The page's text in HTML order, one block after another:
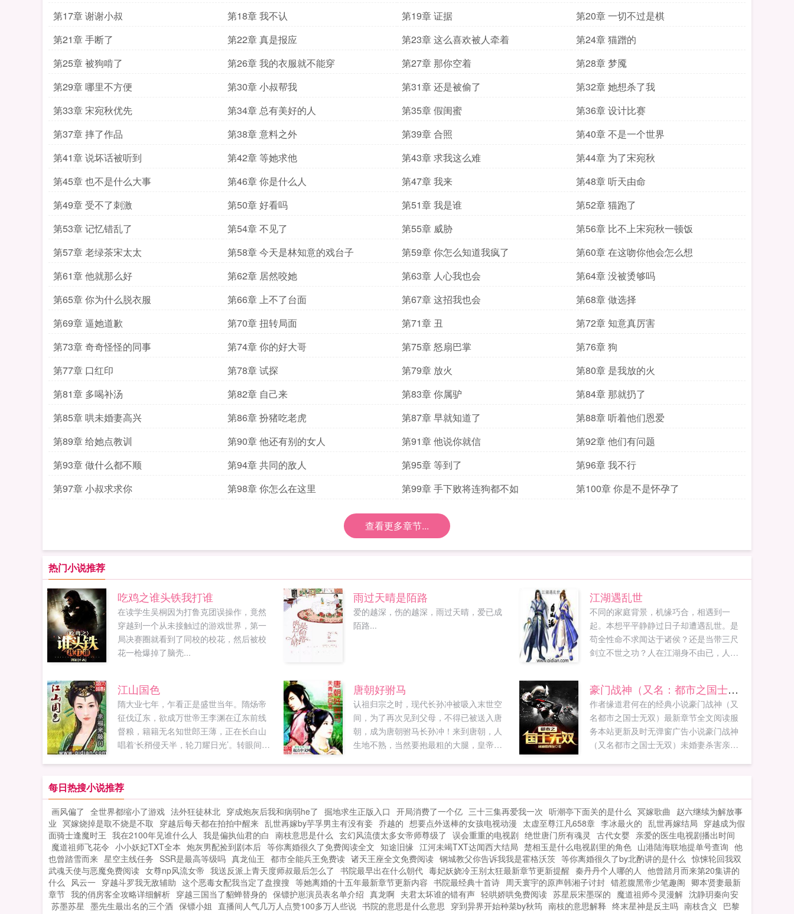
第17章 谢谢小叔
第18章 我不认 第19章 证据
第20章 一切不过是棋
第21章 手断了
第22章 真是报应 第23章 这么喜欢被人牵着
第24章 猫蹭的
第25章 被狗啃了
第26章 我的衣服就不能穿 第27章 那你空着
第28章 梦魇
第29章 哪里不方便
第30章 小叔帮我 第31章 还是被偷了
第32章 她想杀了我
第33章 宋宛秋优先
第34章 总有美好的人 第35章 假闺蜜
第36章 设计比赛
第37章 摔了作品
第38章 意料之外 第39章 合照
第40章 不是一个世界
第41章 说坏话被听到
第42章 等她求他 第43章 求我这么难
第44章 为了宋宛秋
第45章 也不是什么大事
第46章 你是什么人 第47章 我来
第48章 听天由命
第49章 受不了刺激
第50章 好看吗 第51章 我是谁
第52章 猫跑了
第53章 记忆错乱了
第54章 不见了 第55章 威胁
第56章 比不上宋宛秋一顿饭
第57章 老绿茶宋太太
第58章 今天是林知意的戏台子 第59章 你怎么知道我疯了
第60章 在这吻你他会怎么想
第61章 他就那么好
第62章 居然咬她 第63章 人心我也会
第64章 没被烫够吗
第65章 你为什么脱衣服
第66章 上不了台面 第67章 这招我也会
第68章 做选择
第69章 逼她道歉
第70章 扭转局面 第71章 丑
第72章 知意真厉害
第73章 奇奇怪怪的同事
第74章 你的好大哥 第75章 怒扇巴掌
第76章 狗
第77章 口红印
第78章 试探 第79章 放火
第80章 是我放的火
第81章 多喝补汤
第82章 自己来 第83章 你属驴
第84章 那就扔了
第85章 哄未婚妻高兴
第86章 扮猪吃老虎 第87章 早就知道了
第88章 听着他们恩爱
第89章 给她点教训
第90章 他还有别的女人 第91章 他说你就信
第92章 他们有问题
第93章 做什么都不顺
第94章 共同的敌人 第95章 等到了
第96章 我不行
第97章 小叔求求你
第98章 你怎么在这里 第99章 手下败将连狗都不如 第100章 你是不是怀孕了
查看更多章节...
热门小说推荐
吃鸡之谁头铁我打谁
在读学生吴桐因为打鲁克团误操作，竟然
穿越到一个从未接触过的游戏世界，第一
局决赛圈就看到了同校的校花，然后被校
花一枪爆掉了脑壳...
雨过天晴是陌路
爱的越深，伤的越深，雨过天晴，爱已成
陌路...
江湖遇乱世
不同的家庭背景，机缘巧合，相遇到一
起。本想平平静静过日子却遭遇乱世。是
苟全性命不求闻达于诸侯？还是当带三尺
剑立不世之功？人在江湖身不由已，人遇
江山国色
隋大业七年，乍看正是盛世当年。隋炀帝
征伐辽东，欲成万世帝王李渊在辽东前线
督粮，籍籍无名知世郎王薄，正在长白山
唱着‘长矟侵天半，轮刀耀日光’。转眼间，
唐朝好驸马
认祖归宗之时，现代长孙冲被吸入末世空
间，为了再次见到父母，不得已被送入唐
朝，成为唐朝驸马长孙冲！来到唐朝，人
生地不熟，当然要抱最粗的大腿，皇帝最
腿，长孙冲极力巴结姑丈李二，帮他孝敬
太上皇，调教众皇子。悲催的发现这样还
不行，那些个女婿除了他长孙冲，其他也
都不是什么好鸟，还得替李二调教女婿。
李二吐沫横飞，指点江山只有一个好儿子
不行，我要一群好儿子一个好驸马不够，
我要一群好驸马。长孙冲举手弱弱说一句
您确定这是调教皇子，驸马，而不是养猪
赶牛放马？...
豪门战神（又名：都市之国士无双）
作者缘道君何在的经典小说豪门战神（又
名都市之国士无双）最新章节全文阅读服
务本站更新及时无弹窗广告小说豪门战神
（又名都市之国士无双）未婚妻杀害亲生
人知是贵人来？...
每日热搜小说推荐
画风偏了 全世界都缩小了游戏 法外狂徒林北 穿成炮灰后我和病弱he了 掘地求生正版入口 开局消费了一个亿 三十三集再爱我一次 听潮亭下面关的是什么 冥嫁歌曲
赵六继续为解放事
业 冥嫁烧掉是取不烧是不取 穿越后每天都在拍拍中醒来 乱世再嫁by芋孚男主有没有妾 乔越的 想要点外送棒的女孩电视动漫 太虚至尊江凡658章 李冰最火的 乱世再嫁结局 穿越成为假
面骑士逢魔时王 我在2100年见谁什么人 我是偏执仙君的白 南枝意思是什么 玄幻风流债太多女帝师尊级了 误会重重的电视剧 绝世唐门所有魂灵 古代女婴 亲爱的医生电视剧播出时间
魔道祖师飞花令 小小妖妃TXT全本 炮灰男配捡到剧本后 等你离婚很久了免费阅读全文 知途旧缘 江河未竭TXT达闻西大结局 楚相玉是什么电视剧里的角色 山港陆海联地提单号查询 他
也曾踏雪而来 星空主线任务 SSR是最高等级吗 真龙仙王 都市全能兵王免费读 诸天王座全文免费阅读 钢城教父你告诉我我是霍格沃茨 等你离婚很久了by北酌讲的是什么 惊悚轮回我双
武魂天使与恶魔免费阅读 女尊np风流女帝 我送反派上青天度师叔最后怎么了 书院最早出在什么朝代 毒妃妖娆冷王别太狂最新章节更新提醒 秦丹丹个人哪的人 他曾踏月而来第20集讲的
什么
风云一 穿越斗罗我无敌辅助 这个恶毒女配我当定了盘搜搜 等她离婚的十五年最新章节更新内容 书院最经典十首诗 周天寰宇的原声韩湘子讨封 错惹腹黑帝少笔趣阁 卿本贤妻最新
章节 我的俏房客全攻略详细解析 穿越三国当了貂蝉替身的 保镖护崽演员表名单介绍 真龙啊 夫君太坏谁的错有声 轻哄娇哄免费阅读 苏星辰宋墨琛的 魔道祖师今灵漫解 沈静玥秦向安
苏墨苏星 墨先生最出名的三个酒 保镖小姐 直播间人气几万人点赞100多万人些说 书院的意思是什么意思 穿到异界开始种菜by秋筠 南枝的意思解释 终末星神是反主吗 南枝含义
巴黎